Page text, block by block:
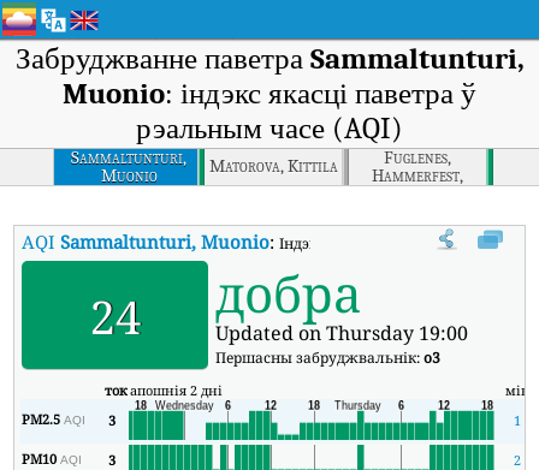
Забруджванне паветра Sammaltunturi,
Muonio: індэкс якасці паветра ў
рэальным часе (AQI)
Sammaltunturi,
Muonio
Matorova, Kittila
Fuglenes,
Hammerfest,
Norway
AQISammaltunturi, Muonio:Індэкс якасці паветра
24 добра
Updated on Thursday 19:00
Першасны забруджвальнік:o3
токапошнія 2 дні мін
PM2.5AQI 3 1
PM10AQI 3
2